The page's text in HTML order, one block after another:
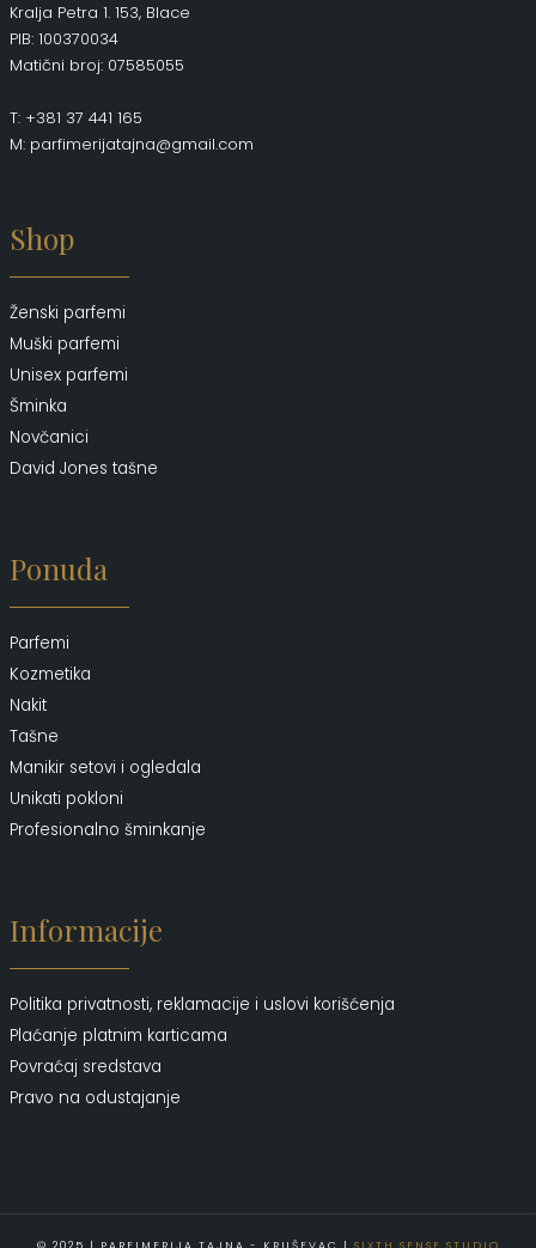
Kralja Petra 1. 153, Blace
PIB: 100370034
Matični broj: 07585055
T: +381 37 441 165
M: parfimerijatajna@gmail.com
Shop
Ženski parfemi
Muški parfemi
Unisex parfemi
Šminka
Novčanici
David Jones tašne
Ponuda
Parfemi
Kozmetika
Nakit
Tašne
Manikir setovi i ogledala
Unikati pokloni
Profesionalno šminkanje
Informacije
Politika privatnosti, reklamacije i uslovi korišćenja
Plaćanje platnim karticama
Povraćaj sredstava
Pravo na odustajanje